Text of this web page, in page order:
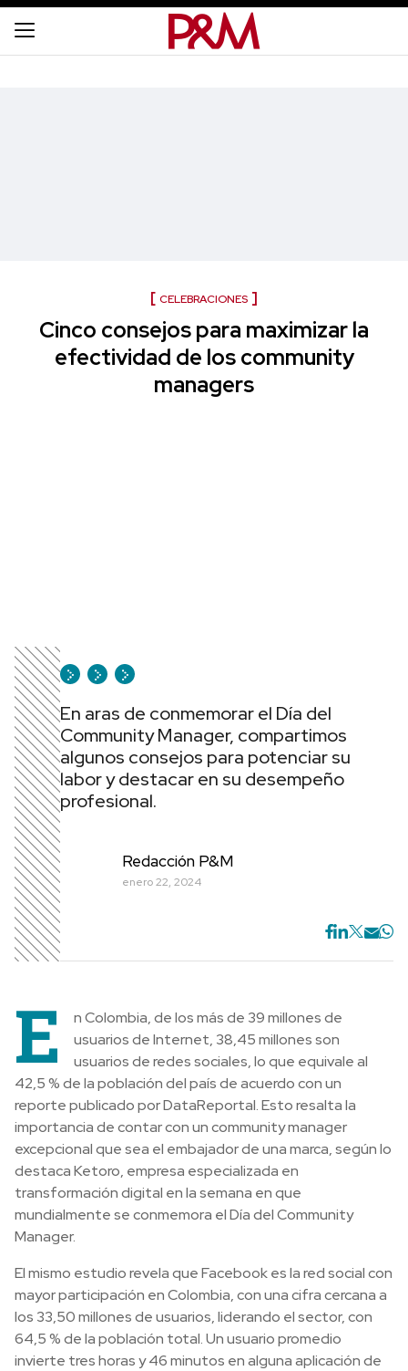
CELEBRACIONES
Cinco consejos para maximizar la
efectividad de los community
managers
En aras de conmemorar el Día del
Community Manager, compartimos
algunos consejos para potenciar su
labor y destacar en su desempeño
profesional.
Redacción P&M
enero 22, 2024
E
n Colombia, de los más de 39 millones de
usuarios de Internet, 38,45 millones son
usuarios de redes sociales, lo que equivale al
42,5 % de la población del país de acuerdo con un
reporte publicado por DataReportal. Esto resalta la
importancia de contar con un community manager
excepcional que sea el embajador de una marca, según lo
destaca Ketoro, empresa especializada en
transformación digital en la semana en que
mundialmente se conmemora el Día del Community
Manager.
El mismo estudio revela que Facebook es la red social con
mayor participación en Colombia, con una cifra cercana a
los 33,50 millones de usuarios, liderando el sector, con
64,5 % de la población total. Un usuario promedio
invierte tres horas y 46 minutos en alguna aplicación de